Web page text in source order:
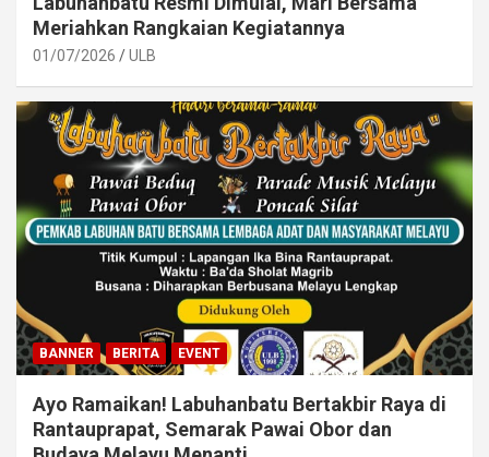
Meriahkan Rangkaian Kegiatannya
01/07/2026 ULB
BANNER BERITA EVENT
Ayo Ramaikan! Labuhanbatu Bertakbir Raya di
Rantauprapat, Semarak Pawai Obor dan